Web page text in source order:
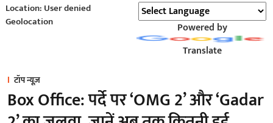
Location: User denied
Geolocation
Powered by
Translate
टॉप न्यूज़
Box Office: पर्दे पर ‘OMG 2’ और ‘Gadar